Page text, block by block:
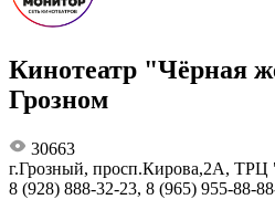
Кинотеатр "Чёрная
Грозном
30663
г.Грозный, просп.Кирова,2А,
8 (928) 888-32-23, 8 (965) 955-88-